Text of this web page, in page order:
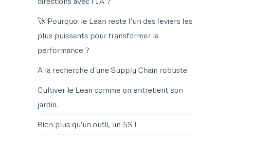
🚀 Pourquoi le Lean reste l’un des leviers les
plus puissants pour transformer la
performance ?
A la recherche d'une Supply Chain robuste
Cultiver le Lean comme on entretient son
jardin.
Bien plus qu'un outil, un 5S !